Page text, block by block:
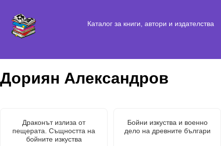
Каталог за книги, автори и издателства
Дориян Александров
Драконът излиза от
пещерата. Същността на
бойните изкуства
Бойни изкуства и военно
дело на древните българи